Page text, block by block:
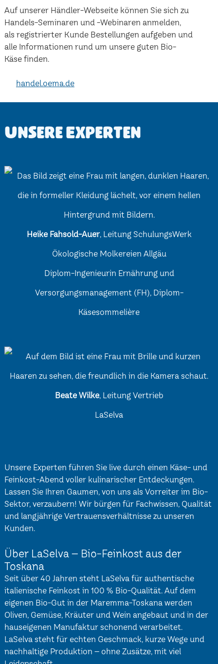
Auf unserer Händler-Webseite können Sie sich zu
Handels-Seminaren und -Webinaren anmelden,
als registrierter Kunde Bestellungen aufgeben und
alle Informationen rund um unsere guten Bio-
Käse finden.
handel.oema.de
Unsere Experten
Heike Fahsold-Auer, Leitung SchulungsWerk
Ökologische Molkereien Allgäu
Diplom-Ingenieurin Ernährung und
Versorgungsmanagement (FH), Diplom-
Käsesommelière
Beate Wilke, Leitung Vertrieb
LaSelva
Unsere Experten führen Sie live durch einen Käse- und
Feinkost-Abend voller kulinarischer Entdeckungen.
Lassen Sie Ihren Gaumen, von uns als Vorreiter im Bio-
Sektor, verzaubern! Wir bürgen für Fachwissen, Qualität
und langjährige Vertrauensverhältnisse zu unseren
Kunden.
Über LaSelva – Bio-Feinkost aus der
Toskana
Seit über 40 Jahren steht LaSelva für authentische
italienische Feinkost in 100 % Bio-Qualität. Auf dem
eigenen Bio-Gut in der Maremma-Toskana werden
Oliven, Gemüse, Kräuter und Wein angebaut und in der
hauseigenen Manufaktur schonend verarbeitet.
LaSelva steht für echten Geschmack, kurze Wege und
nachhaltige Produktion – ohne Zusätze, mit viel